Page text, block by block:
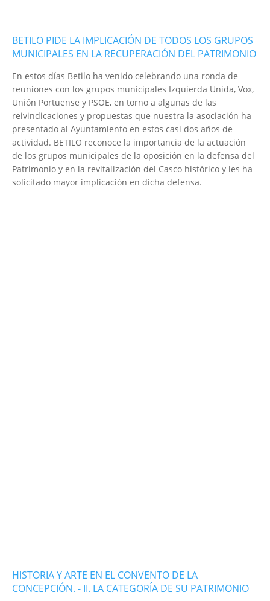
BETILO PIDE LA IMPLICACIÓN DE TODOS LOS GRUPOS
MUNICIPALES EN LA RECUPERACIÓN DEL PATRIMONIO
En estos días Betilo ha venido celebrando una ronda de
reuniones con los grupos municipales Izquierda Unida, Vox,
Unión Portuense y PSOE, en torno a algunas de las
reivindicaciones y propuestas que nuestra la asociación ha
presentado al Ayuntamiento en estos casi dos años de
actividad. BETILO reconoce la importancia de la actuación
de los grupos municipales de la oposición en la defensa del
Patrimonio y en la revitalización del Casco histórico y les ha
solicitado mayor implicación en dicha defensa.
HISTORIA Y ARTE EN EL CONVENTO DE LA
CONCEPCIÓN. - II. LA CATEGORÍA DE SU PATRIMONIO